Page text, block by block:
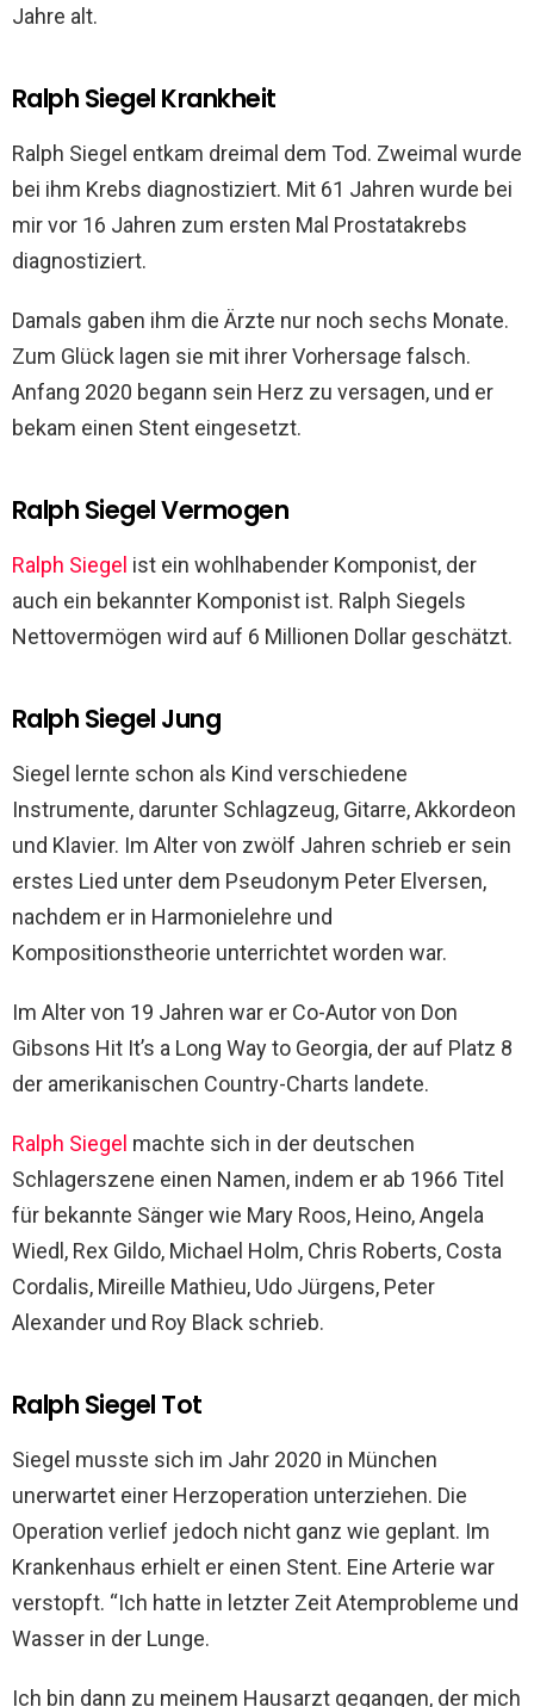
Jahre alt.
Ralph Siegel Krankheit
Ralph Siegel entkam dreimal dem Tod. Zweimal wurde
bei ihm Krebs diagnostiziert. Mit 61 Jahren wurde bei
mir vor 16 Jahren zum ersten Mal Prostatakrebs
diagnostiziert.
Damals gaben ihm die Ärzte nur noch sechs Monate.
Zum Glück lagen sie mit ihrer Vorhersage falsch.
Anfang 2020 begann sein Herz zu versagen, und er
bekam einen Stent eingesetzt.
Ralph Siegel Vermogen
Ralph Siegel ist ein wohlhabender Komponist, der
auch ein bekannter Komponist ist. Ralph Siegels
Nettovermögen wird auf 6 Millionen Dollar geschätzt.
Ralph Siegel Jung
Siegel lernte schon als Kind verschiedene
Instrumente, darunter Schlagzeug, Gitarre, Akkordeon
und Klavier. Im Alter von zwölf Jahren schrieb er sein
erstes Lied unter dem Pseudonym Peter Elversen,
nachdem er in Harmonielehre und
Kompositionstheorie unterrichtet worden war.
Im Alter von 19 Jahren war er Co-Autor von Don
Gibsons Hit It’s a Long Way to Georgia, der auf Platz 8
der amerikanischen Country-Charts landete.
Ralph Siegel machte sich in der deutschen
Schlagerszene einen Namen, indem er ab 1966 Titel
für bekannte Sänger wie Mary Roos, Heino, Angela
Wiedl, Rex Gildo, Michael Holm, Chris Roberts, Costa
Cordalis, Mireille Mathieu, Udo Jürgens, Peter
Alexander und Roy Black schrieb.
Ralph Siegel Tot
Siegel musste sich im Jahr 2020 in München
unerwartet einer Herzoperation unterziehen. Die
Operation verlief jedoch nicht ganz wie geplant. Im
Krankenhaus erhielt er einen Stent. Eine Arterie war
verstopft. “Ich hatte in letzter Zeit Atemprobleme und
Wasser in der Lunge.
Ich bin dann zu meinem Hausarzt gegangen, der mich